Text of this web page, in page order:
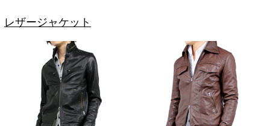
レザージャケット